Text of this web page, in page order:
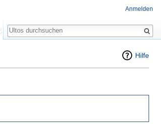
Hilfe
Anmelden
Suche